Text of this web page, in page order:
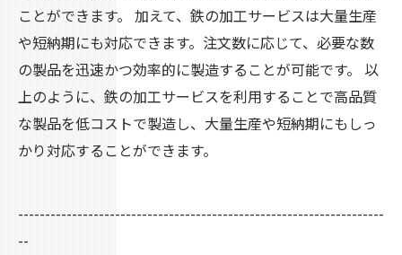
ことができます。 加えて、鉄の加工サービスは大量生産
や短納期にも対応できます。注文数に応じて、必要な数
の製品を迅速かつ効率的に製造することが可能です。 以
上のように、鉄の加工サービスを利用することで高品質
な製品を低コストで製造し、大量生産や短納期にもしっ
かり対応することができます。
--------------------------------------------------------------------
--